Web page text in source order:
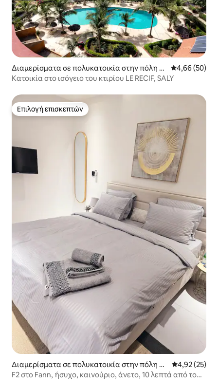
Διαμερίσματα σε πολυκατοικία στην πόλη Sa
ly
Μέση
4,66 (50)
Κατοικία στο ισόγειο του κτιρίου LE RECIF, SALY
Επιλογή επισκεπτών
Επιλογή επισκεπτών
Διαμερίσματα σε πολυκατοικία στην πόλη N
dakhar
Μέση
4,92 (25)
F2 στο Fann, ήσυχο, καινούριο, άνετο, 10 λεπτά από το